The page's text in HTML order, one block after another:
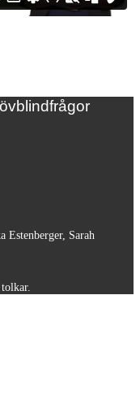
Estenberger, Sarah